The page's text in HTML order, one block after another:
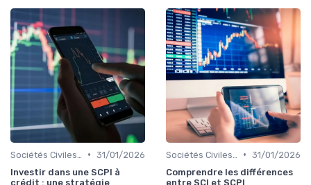
• 31/01/2026
Investir dans une SCPI à
crédit : une stratégie
• 31/01/2026
Comprendre les différences
entre SCI et SCPI